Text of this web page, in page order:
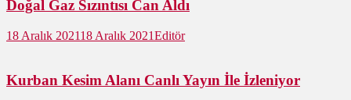
Doğal Gaz Sızıntısı Can Aldı
18 Aralık 202118 Aralık 2021Editör
Kurban Kesim Alanı Canlı Yayın İle İzleniyor